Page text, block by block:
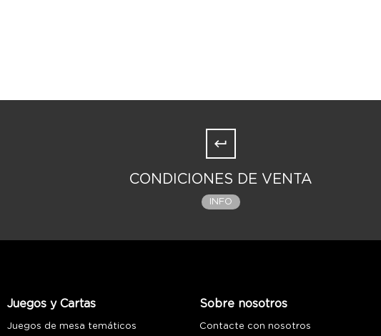
CONDICIONES DE VENTA
INFO
Juegos y Cartas
Juegos de mesa temáticos
Sobre nosotros
Contacte con nosotros